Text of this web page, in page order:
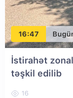
16:47
İstirahət
təşkil edilib
16